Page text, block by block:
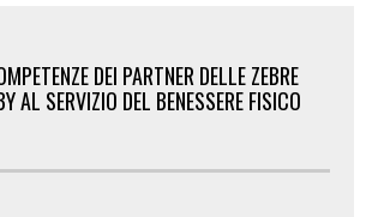
DEI PARTNER DELLE ZEBRE
AL SERVIZIO DEL BENESSERE FISICO